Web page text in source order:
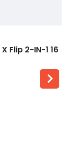
Flip 2-IN-1 16